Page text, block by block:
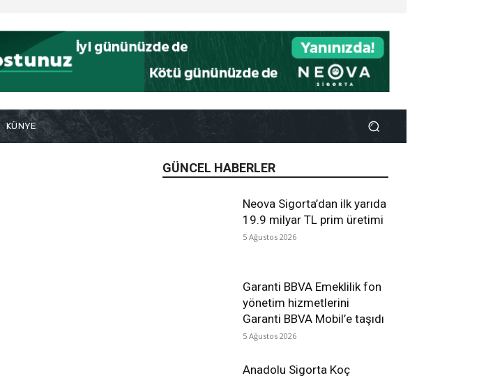
KÜNYE
GÜNCEL HABERLER
Neova Sigorta’dan ilk yarıda
19.9 milyar TL prim üretimi
5 Ağustos 2026
Garanti BBVA Emeklilik fon
yönetim hizmetlerini
Garanti BBVA Mobil’e taşıdı
5 Ağustos 2026
Anadolu Sigorta Koç